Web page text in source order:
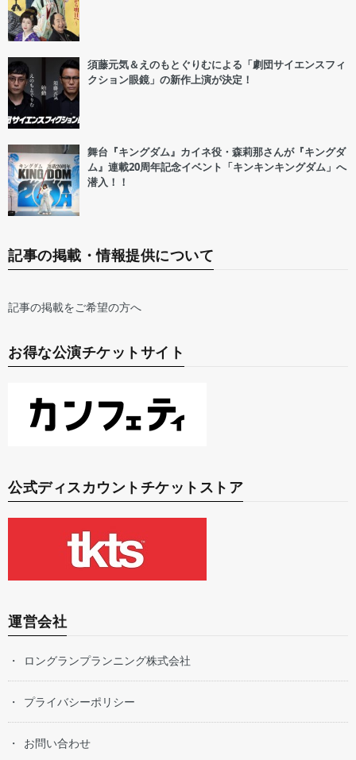
須藤元気＆えのもとぐりむによる「劇団サイエンスフィ
クション眼鏡」の新作上演が決定！
舞台『キングダム』カイネ役・森莉那さんが『キングダ
ム』連載20周年記念イベント「キンキンキングダム」へ
潜入！！
記事の掲載・情報提供について
記事の掲載をご希望の方へ
お得な公演チケットサイト
公式ディスカウントチケットストア
運営会社
ロングランプランニング株式会社
プライバシーポリシー
お問い合わせ